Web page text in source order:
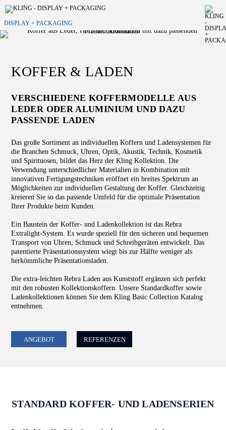
DISPLAY + PACKAGING
KOFFER & LADEN
VERSCHIEDENE KOFFERMODELLE AUS
LEDER ODER ALUMINIUM UND DAZU
PASSENDE LADEN
Das große Sortiment an individuellen Koffern und Ladensystemen für
die Branchen Schmuck, Uhren, Optik, Akustik, Technik, Kosmetik
und Spirituosen, bildet das Herz der Kling Kollektion. Die
Verwendung unterschiedlicher Materialien in Kombination mit
innovativen Fertigungstechniken eröffnet ein breites Spektrum an
Möglichkeiten zur individuellen Gestaltung der Koffer. Gleichzeitig
kreieren Sie so das passende Umfeld für die optimale Präsentation
Ihrer Produkte beim Kunden.
Ein Baustein der Koffer- und Ladenkollektion ist das Rebra
Extralight-System. Es wurde speziell für den sicheren und bequemen
Transport von Uhren, Schmuck und Schreibgeräten entwickelt. Das
patentierte Präsentationssystem wiegt bis zur Hälfte weniger als
herkömmliche Präsentationsladen.
Die extra-leichten Rebra Laden aus Kunststoff ergänzen sich perfekt
mit den robusten Kollektionskoffern. Unsere Standardkoffer sowie
Ladenkollektionen können Sie dem Kling Basic Collection Katalog
entnehmen.
ANGEBOT REFERENZEN
STANDARD KOFFER- UND LADENSERIEN